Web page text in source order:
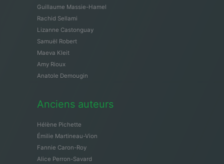
Guillaume Massie-Hamel
Rachid Sellami
Lizanne Castonguay
Samuël Robert
Maeva Kleit
Amy Rioux
Anatole Demougin
Anciens auteurs
Hélène Pichette
Émilie Martineau-Vion
Fannie Caron-Roy
Alice Perron-Savard